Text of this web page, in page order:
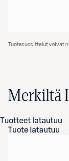
Tuotesuosittelut voivat
Merkiltä
Tuotteet latautuu
Tuote latautuu